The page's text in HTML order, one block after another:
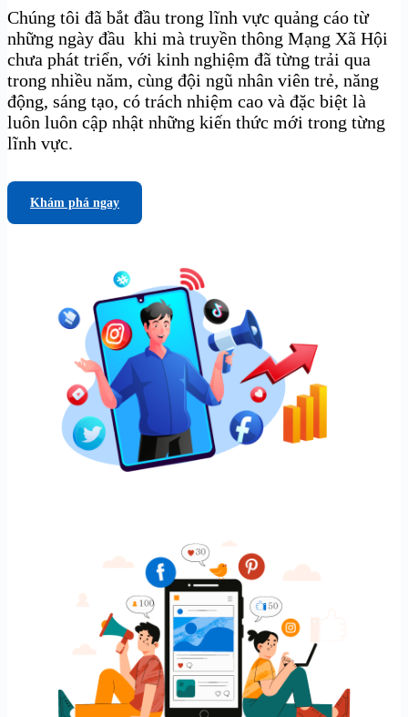
Chúng tôi đã bắt đầu trong lĩnh vực quảng cáo từ
những ngày đầu khi mà truyền thông Mạng Xã Hội
chưa phát triển, với kinh nghiệm đã từng trải qua
trong nhiều năm, cùng đội ngũ nhân viên trẻ, năng
động, sáng tạo, có trách nhiệm cao và đặc biệt là
luôn luôn cập nhật những kiến thức mới trong từng
lĩnh vực.
Khám phá ngay